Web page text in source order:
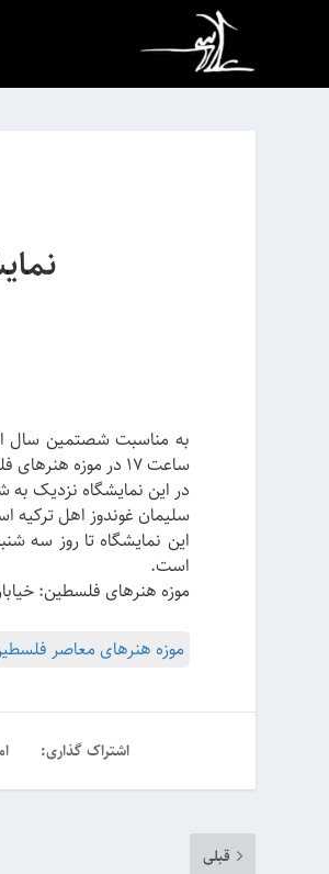
ساعت 17 در موزه هنرهای فلسطین برگزار می شود.
در این نمایشگاه نزدیک
سلیمان غوندوز اهل
است.
موزه هنرهای فلسطین:
موزه هنرهای معاصر
اشتراک گذاری:
قبلی